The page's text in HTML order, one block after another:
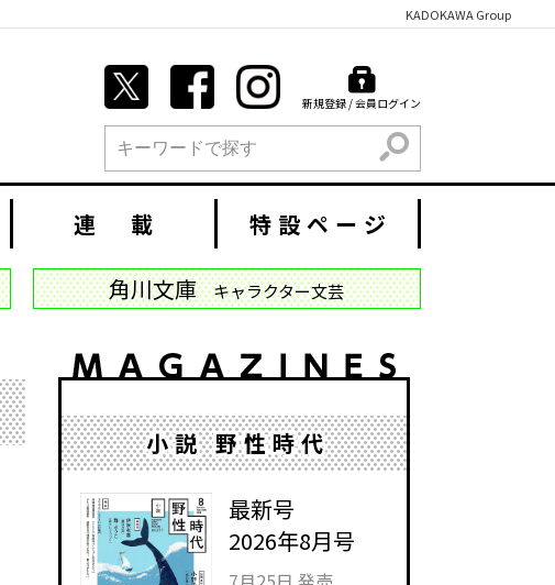
KADOKAWA Group
新規登録 / 会員ログイン
検索
連 載 特設ページ
角川文庫 キャラクター文芸
小説 野性時代
最新号
2026年8月号